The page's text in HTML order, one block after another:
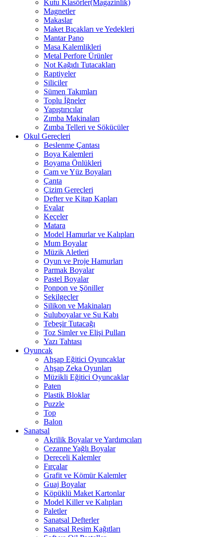
Kutu Klasörler(Magazinlik)
Magnetler
Makaslar
Maket Bıçakları ve Yedekleri
Mantar Pano
Masa Kalemlikleri
Metal Perfore Ürünler
Not Kağıdı Tutacakları
Raptiyeler
Siliciler
Sümen Takımları
Toplu İğneler
Yapıştırıcılar
Zımba Makinaları
Zımba Telleri ve Sökücüler
Okul Gereçleri
Beslenme Çantası
Boya Kalemleri
Boyama Önlükleri
Cam ve Yüz Boyaları
Çanta
Çizim Gereçleri
Defter ve Kitap Kapları
Evalar
Keçeler
Matara
Model Hamurlar ve Kalıpları
Mum Boyalar
Müzik Aletleri
Oyun ve Proje Hamurları
Parmak Boyalar
Pastel Boyalar
Ponpon ve Şöniller
Şekilgeçler
Silikon ve Makinaları
Suluboyalar ve Su Kabı
Tebeşir Tutacağı
Toz Simler ve Elişi Pulları
Yazı Tahtası
Oyuncak
Ahşap Eğitici Oyuncaklar
Ahşap Zeka Oyunları
Müzikli Eğitici Oyuncaklar
Paten
Plastik Bloklar
Puzzle
Top
Balon
Sanatsal
Akrilik Boyalar ve Yardımcıları
Cezanne Yağlı Boyalar
Dereceli Kalemler
Fırçalar
Grafit ve Kömür Kalemler
Guaj Boyalar
Köpüklü Maket Kartonlar
Model Killer ve Kalıpları
Paletler
Sanatsal Defterler
Sanatsal Resim Kağıtları